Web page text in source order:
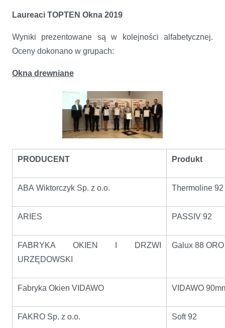
Laureaci TOPTEN Okna 2019
Wyniki prezentowane są w kolejności alfabetycznej.
Oceny dokonano w grupach:
Okna drewniane
PRODUCENT Produkt
ABA Wiktorczyk Sp. z o.o. Thermoline 92
ARIES PASSIV 92
FABRYKA OKIEN I DRZWI
URZĘDOWSKI
Galux 88 ORO
Fabryka Okien VIDAWO VIDAWO
FAKRO Sp. z o.o. Soft 92